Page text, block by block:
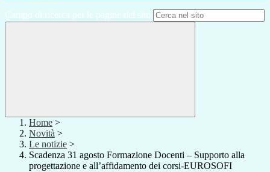
Campo di ricerca per le pagine del sito
Home >
Novità >
Le notizie >
Scadenza 31 agosto Formazione Docenti – Supporto alla
progettazione e all’affidamento dei corsi-EUROSOFI